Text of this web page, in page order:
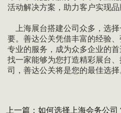
活动解决方案，助力客户实现品
上海展台搭建公司众多，选
要。善达公关凭借丰富的经验、
专业的服务，成为众多企业的
找一家能够为您打造精彩展台
司，善达公关将是您的最佳选择
上一篇： 如何选择上海会务公司